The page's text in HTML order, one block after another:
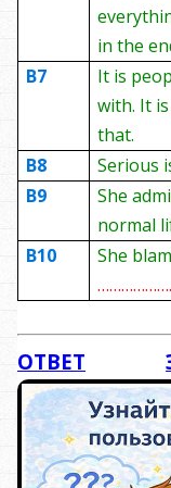
in the
B7
It is
with. It
that.
B8
Serious
B9
She
normal
B10
She
ОТВЕТ